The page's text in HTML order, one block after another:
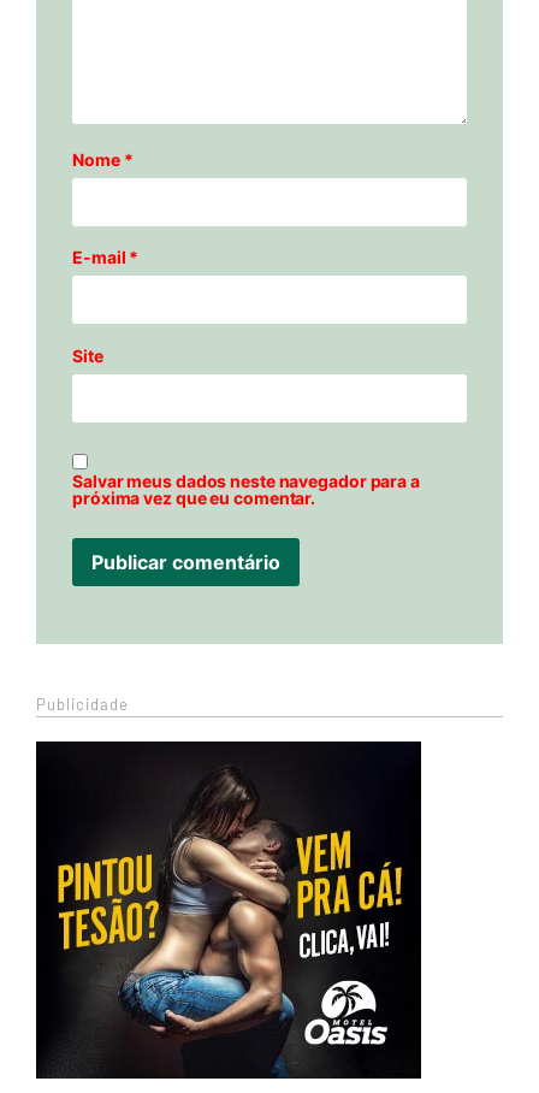
Nome *
E-mail *
Site
Salvar meus dados neste navegador para a
próxima vez que eu comentar.
Publicidade